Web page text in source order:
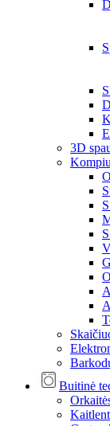
3D
Buitinė